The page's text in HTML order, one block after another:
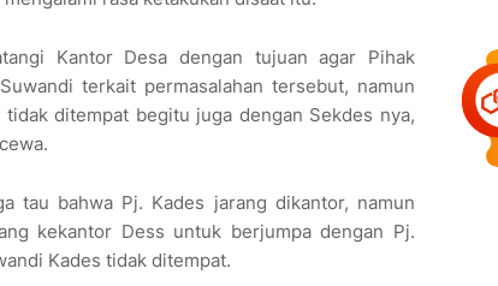
Kantor Desa dengan tujuan agar Pihak
terkait permasalahan tersebut, namun
ditempat begitu juga dengan Sekdes nya,
tau bahwa Pj. Kades jarang dikantor, namun
kekantor Dess untuk berjumpa dengan Pj.
Kades tidak ditempat.